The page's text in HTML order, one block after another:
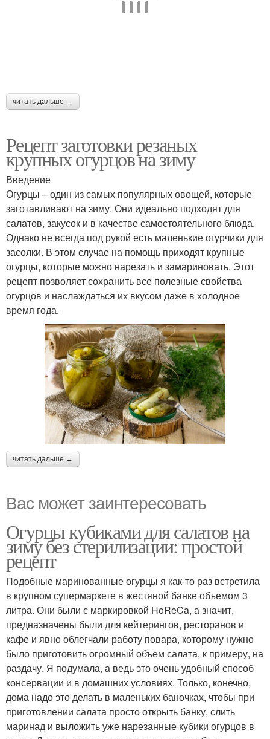
читать дальше →
Рецепт заготовки резаных
крупных огурцов на зиму
Введение
Огурцы – один из самых популярных овощей, которые
заготавливают на зиму. Они идеально подходят для
салатов, закусок и в качестве самостоятельного блюда.
Однако не всегда под рукой есть маленькие огурчики для
засолки. В этом случае на помощь приходят крупные
огурцы, которые можно нарезать и замариновать. Этот
рецепт позволяет сохранить все полезные свойства
огурцов и наслаждаться их вкусом даже в холодное
время года.
читать дальше →
Вас может заинтересовать
Огурцы кубиками для салатов на
зиму без стерилизации: простой
рецепт
Подобные маринованные огурцы я как-то раз встретила
в крупном супермаркете в жестяной банке объемом 3
литра. Они были с маркировкой HoReCa, а значит,
предназначены были для кейтерингов, ресторанов и
кафе и явно облегчали работу повара, которому нужно
было приготовить огромный объем салата, к примеру, на
раздачу. Я подумала, а ведь это очень удобный способ
консервации и в домашних условиях. Только, конечно,
дома надо это делать в маленьких баночках, чтобы при
приготовлении салата просто открыть банку, слить
маринад и выложить уже нарезанные кубики огурцов в